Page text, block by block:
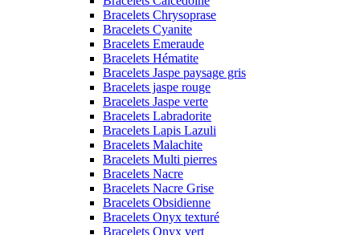
Bracelets Chrysoprase
Bracelets Cyanite
Bracelets Emeraude
Bracelets Hématite
Bracelets Jaspe paysage gris
Bracelets jaspe rouge
Bracelets Jaspe verte
Bracelets Labradorite
Bracelets Lapis Lazuli
Bracelets Malachite
Bracelets Multi pierres
Bracelets Nacre
Bracelets Nacre Grise
Bracelets Obsidienne
Bracelets Onyx texturé
Bracelets Onyx vert